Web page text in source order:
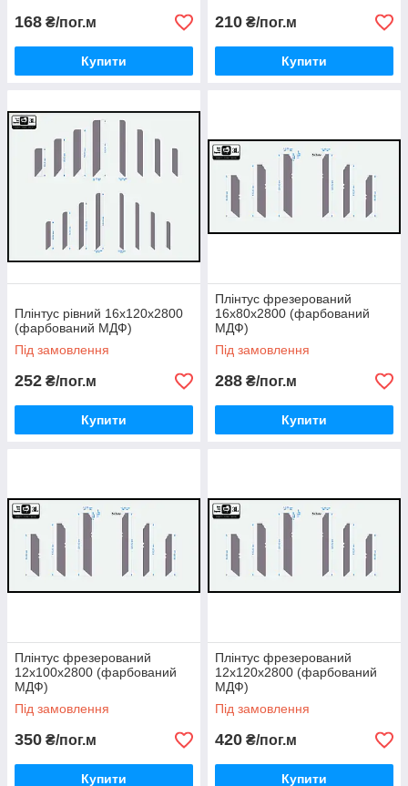
168 ₴/пог.м
Купити
210 ₴/пог.м
Купити
Плінтус рівний 16х120х2800
(фарбований МДФ)
Під замовлення
252 ₴/пог.м
Купити
Плінтус фрезерований
16х80х2800 (фарбований
МДФ)
Під замовлення
288 ₴/пог.м
Купити
Плінтус фрезерований
12х100х2800 (фарбований
МДФ)
Під замовлення
350 ₴/пог.м
Купити
Плінтус фрезерований
12х120х2800 (фарбований
МДФ)
Під замовлення
420 ₴/пог.м
Купити